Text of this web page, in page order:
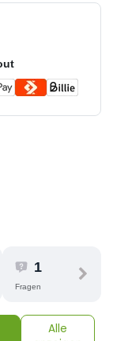
1
Fragen
Alle